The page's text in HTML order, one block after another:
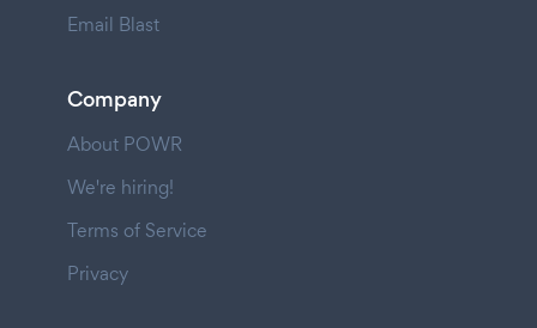
Email Blast
Company
About POWR
We're hiring!
Terms of Service
Privacy